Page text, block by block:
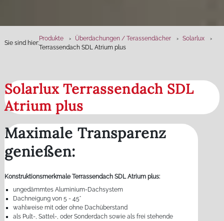
Sie sind hier:
Produkte Überdachungen / Terassendächer
Solarlux
Terrassendach SDL Atrium plus
Solarlux Terrassendach SDL
Atrium plus
Maximale Transparenz
genießen:
Konstruktionsmerkmale Terrassendach SDL Atrium plus:
ungedämmtes Aluminium-Dachsystem
Dachneigung von 5 - 45°
wahlweise mit oder ohne Dachüberstand
als Pult-, Sattel-, oder Sonderdach sowie als frei stehende